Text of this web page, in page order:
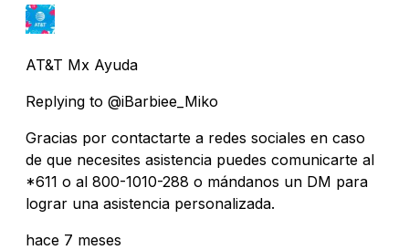
AT&T Mx Ayuda
Replying to @iBarbiee_Miko
Gracias por contactarte a redes sociales en caso
de que necesites asistencia puedes comunicarte al
*611 o al 800-1010-288 o mándanos un DM para
lograr una asistencia personalizada.
hace 7 meses